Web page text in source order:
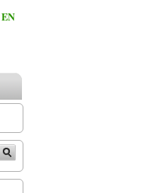
EN